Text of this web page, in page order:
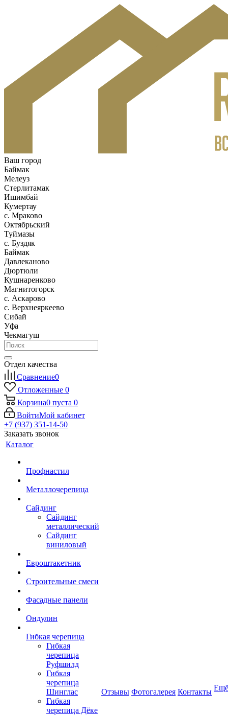
Ваш город
Баймак
Мелеуз
Стерлитамак
Ишимбай
Кумертау
c. Мраково
Октябрьский
Туймазы
c. Буздяк
Баймак
Давлеканово
Дюртюли
Кушнаренково
Магнитогорск
с. Аскарово
с. Верхнеяркеево
Сибай
Уфа
Чекмагуш
Отдел качества
Сравнение0
Отложенные 0
Корзина0 пуста 0
ВойтиМой кабинет
+7 (937) 351-14-50
Заказать звонок
Каталог
Профнастил
Металлочерепица
Сайдинг
Сайдинг
металлический
Сайдинг
виниловый
Евроштакетник
Строительные смеси
Фасадные панели
Ондулин
Гибкая черепица
Гибкая
черепица
Руфшилд
Гибкая
черепица
Шинглас
Гибкая
черепица Дёке
Отзывы Фотогалерея Контакты Ещё